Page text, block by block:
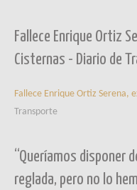
Fallece Enrique Ortiz
Cisternas - Diario de
Fallece Enrique Ortiz Serena,
Transporte
“Queríamos disponer
reglada, pero no lo